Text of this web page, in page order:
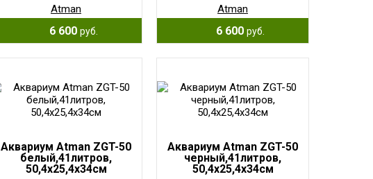
Atman
6 600 руб.
Atman
6 600 руб.
Аквариум Atman ZGT-50
белый,41литров,
50,4х25,4х34см
Аквариум Atman ZGT-50
черный,41литров,
50,4х25,4х34см